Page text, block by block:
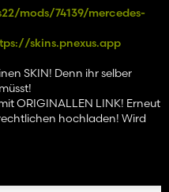
mods/74139/mercedes-
skins.pnexus.app
SKIN! Denn ihr selber
ORIGINALLEN LINK! Erneut
hochladen! Wird